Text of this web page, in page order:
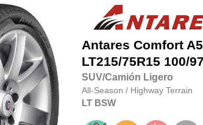
Antares Comfort A5
LT215/75R15 100/
SUV/Camión Ligero
All-Season / Highway Terrain
LT BSW